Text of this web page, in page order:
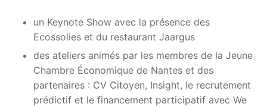
un Keynote Show avec la présence des
Ecossolies et du restaurant Jaargus
des ateliers animés par les membres de la Jeune
Chambre Économique de Nantes et des
partenaires : CV Citoyen, Insight, le recrutement
prédictif et le financement participatif avec We